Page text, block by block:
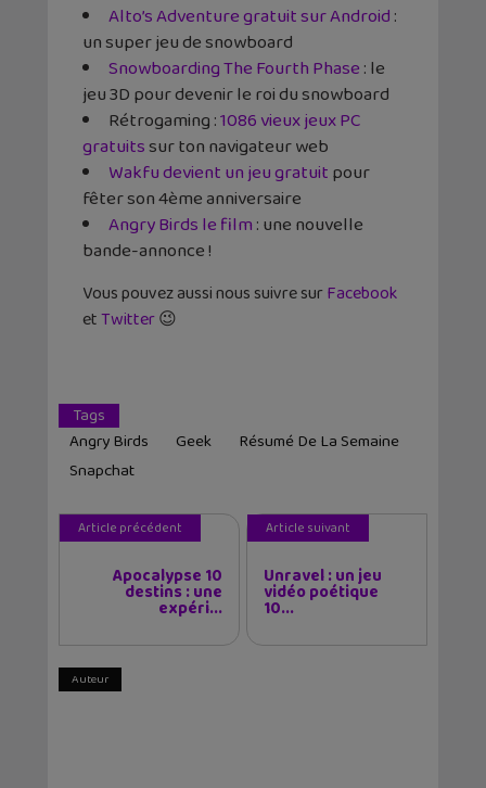
Alto’s Adventure gratuit sur Android:
un super jeu de snowboard
Snowboarding The Fourth Phase: le
jeu 3D pour devenir le roi du snowboard
Rétrogaming :1086 vieux jeux PC
gratuitssur ton navigateur web
Wakfu devient un jeu gratuitpour
fêter son 4ème anniversaire
Angry Birds le film: une nouvelle
bande-annonce !
Vous pouvez aussi nous suivre surFacebook
etTwitter😉
Tags
Angry Birds
Geek
Résumé De La Semaine
Snapchat
Article précédent
Apocalypse 10
destins : une
expéri...
Article suivant
Unravel : un jeu
vidéo poétique
10...
Auteur